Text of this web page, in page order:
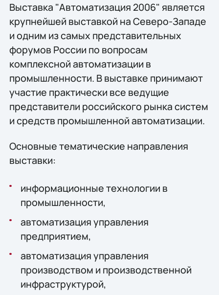
Выставка "Автоматизация 2006" является
крупнейшей выставкой на Северо-Западе
и одним из самых представительных
форумов России по вопросам
комплексной автоматизации в
промышленности. В выставке принимают
участие практически все ведущие
представители российского рынка систем
и средств промышленной автоматизации.
Основные тематические направления
выставки:
информационные технологии в
промышленности,
автоматизация управления
предприятием,
автоматизация управления
производством и производственной
инфраструктурой,